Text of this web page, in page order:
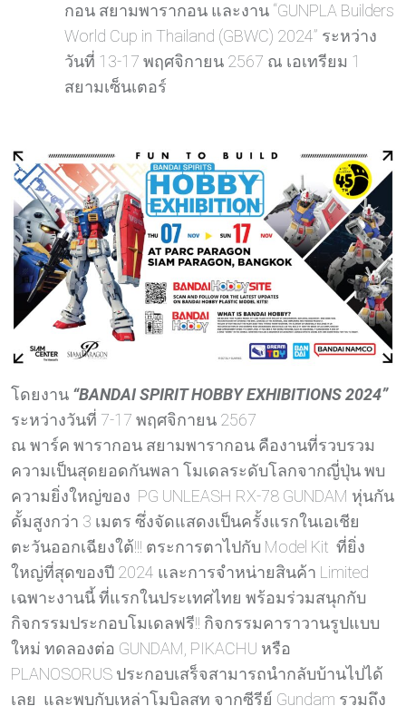
กอน สยามพารากอน และงาน “GUNPLA Builders
World Cup in Thailand (GBWC) 2024” ระหว่าง
วันที่ 13-17 พฤศจิกายน 2567 ณ เอเทรียม 1
สยามเซ็นเตอร์
โดยงาน “BANDAI SPIRIT HOBBY EXHIBITIONS 2024”
ระหว่างวันที่ 7-17 พฤศจิกายน 2567
ณ พาร์ค พารากอน สยามพารากอน คืองานที่รวบรวม
ความเป็นสุดยอดกันพลา โมเดลระดับโลกจากญี่ปุ่น พบ
ความยิ่งใหญ่ของ PG UNLEASH RX-78 GUNDAM หุ่นกัน
ดั้มสูงกว่า 3 เมตร ซึ่งจัดแสดงเป็นครั้งแรกในเอเชีย
ตะวันออกเฉียงใต้!!! ตระการตาไปกับ Model Kit ที่ยิ่ง
ใหญ่ที่สุดของปี 2024 และการจำหน่ายสินค้า Limited
เฉพาะงานนี้ ที่แรกในประเทศไทย พร้อมร่วมสนุกกับ
กิจกรรมประกอบโมเดลฟรี!! กิจกรรมคาราวานรูปแบบ
ใหม่ ทดลองต่อ GUNDAM, PIKACHU หรือ
PLANOSORUS ประกอบเสร็จสามารถนำกลับบ้านไปได้
เลย และพบกับเหล่าโมบิลสูท จากซีรีย์ Gundam รวมถึง